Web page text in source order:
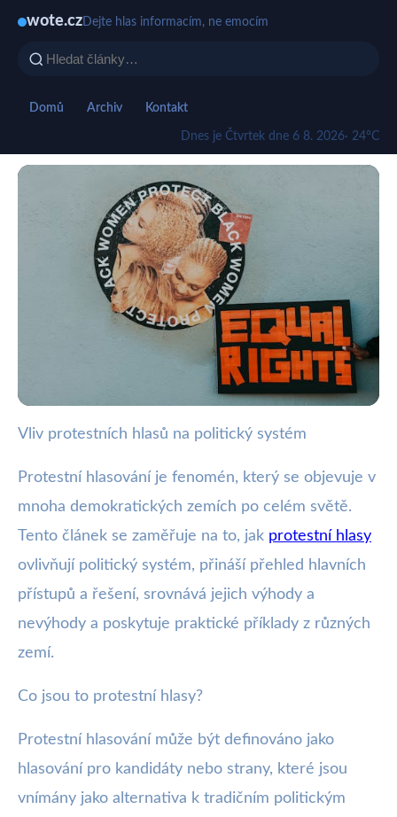
wote.cz Dejte hlas informacím, ne emocím
Domů Archiv Kontakt
Dnes je Čtvrtek dne 6 8. 2026· 24°C
wote.cz
Jak Protestní Hlasy Mění Politiku:
Vliv a Řešení
· 4 min čtení · Autor: Eva Svobodová
Vliv protestních hlasů na politický systém
Protestní hlasování je fenomén, který se objevuje v
mnoha demokratických zemích po celém světě.
Tento článek se zaměřuje na to, jak protestní hlasy
ovlivňují politický systém, přináší přehled hlavních
přístupů a řešení, srovnává jejich výhody a
nevýhody a poskytuje praktické příklady z různých
zemí.
Co jsou to protestní hlasy?
Protestní hlasování může být definováno jako
hlasování pro kandidáty nebo strany, které jsou
vnímány jako alternativa k tradičním politickým